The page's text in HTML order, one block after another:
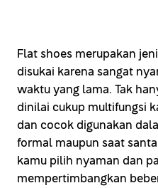
Flat shoes merupakan
disukai karena sangat
waktu yang lama. Tak
dinilai cukup multifungsi
dan cocok digunakan
formal maupun saat
kamu pilih nyaman dan
mempertimbangkan